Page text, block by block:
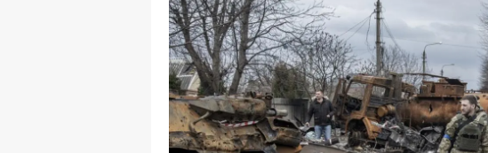
Tekirdağ
Tokat
Trabzon
Tunceli